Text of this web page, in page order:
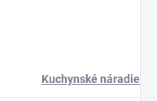
Kuchynské náradie